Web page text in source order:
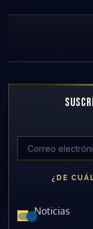
¿DE
Noticias